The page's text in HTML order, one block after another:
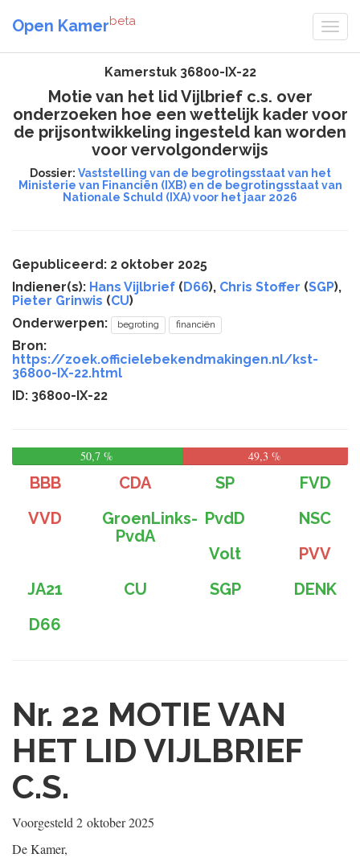
Open Kamerbeta
Kamerstuk 36800-IX-22
Motie van het lid Vijlbrief c.s. over
onderzoeken hoe een wettelijk kader voor
de prijsontwikkeling ingesteld kan worden
voor vervolgonderwijs
Dossier: Vaststelling van de begrotingsstaat van het
Ministerie van Financiën (IXB) en de begrotingsstaat van
Nationale Schuld (IXA) voor het jaar 2026
Gepubliceerd: 2 oktober 2025
Indiener(s): Hans Vijlbrief (D66), Chris Stoffer (SGP),
Pieter Grinwis (CU)
Onderwerpen:
begroting financiën
Bron:
https://zoek.officielebekendmakingen.nl/kst-
36800-IX-22.html
ID: 36800-IX-22
50,7 % 49,3 %
BBB CDA SP
FVD
VVD
GroenLinks-
PvdA
PvdD
NSC
Volt
PVV
JA21
CU SGP
DENK
D66
Nr. 22 MOTIE VAN
HET LID VIJLBRIEF
C.S.
Voorgesteld 2 oktober 2025
De Kamer,